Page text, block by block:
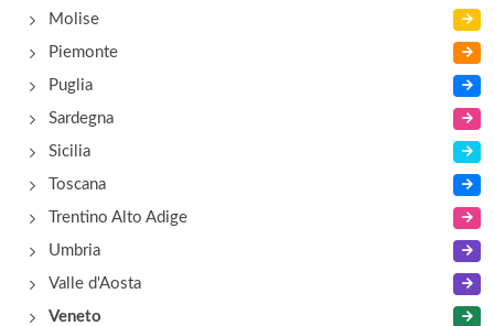
Molise
Piemonte
Puglia
Sardegna
Sicilia
Toscana
Trentino Alto Adige
Umbria
Valle d'Aosta
Veneto